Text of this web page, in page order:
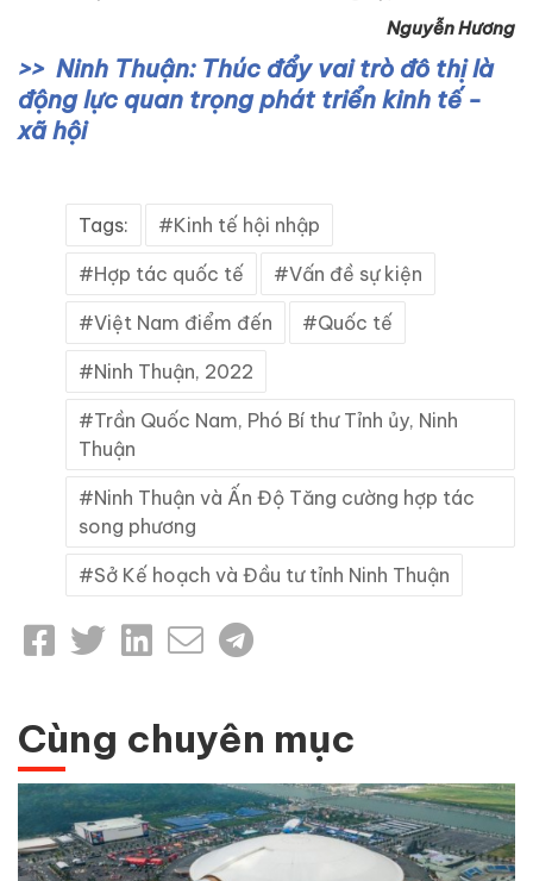
Nguyễn Hương
Ninh Thuận: Thúc đẩy vai trò đô thị là
động lực quan trọng phát triển kinh tế -
xã hội
Tags: Kinh tế hội nhập
Hợp tác quốc tế Vấn đề sự kiện
Việt Nam điểm đến Quốc tế
Ninh Thuận, 2022
Trần Quốc Nam, Phó Bí thư Tỉnh ủy, Ninh
Thuận
Ninh Thuận và Ấn Độ Tăng cường hợp tác
song phương
Sở Kế hoạch và Đầu tư tỉnh Ninh Thuận
Cùng chuyên mục